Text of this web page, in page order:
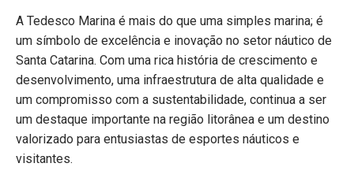
A Tedesco Marina é mais do que uma simples marina; é
um símbolo de excelência e inovação no setor náutico de
Santa Catarina. Com uma rica história de crescimento e
desenvolvimento, uma infraestrutura de alta qualidade e
um compromisso com a sustentabilidade, continua a ser
um destaque importante na região litorânea e um destino
valorizado para entusiastas de esportes náuticos e
visitantes.